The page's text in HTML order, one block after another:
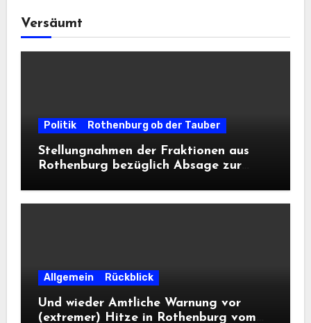
Versäumt
Politik Rothenburg ob der Tauber
Stellungnahmen der Fraktionen aus
Rothenburg bezüglich Absage zur
Allgemein Rückblick
Und wieder Amtliche Warnung vor
(extremer) Hitze in Rothenburg vom